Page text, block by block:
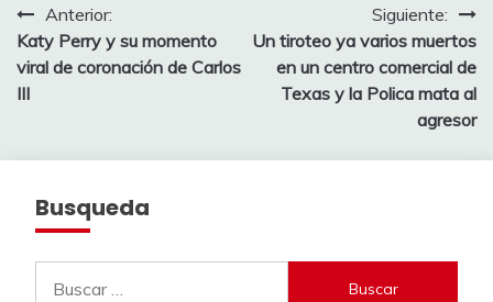
Navegación
de
entradas
Anterior:
Katy Perry y su momento
viral de coronación de Carlos
III
Siguiente:
Un tiroteo ya varios muertos
en un centro comercial de
Texas y la Polica mata al
agresor
Busqueda